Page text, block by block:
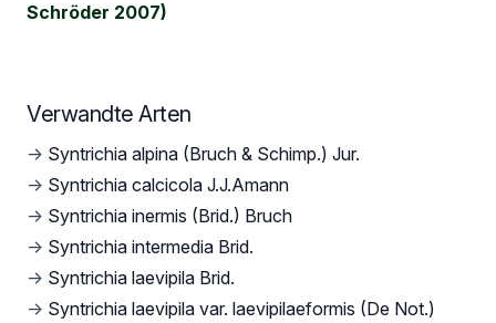
Schröder 2007)
Verwandte Arten
→ Syntrichia alpina (Bruch & Schimp.) Jur.
→ Syntrichia calcicola J.J.Amann
→ Syntrichia inermis (Brid.) Bruch
→ Syntrichia intermedia Brid.
→ Syntrichia laevipila Brid.
→ Syntrichia laevipila var. laevipilaeformis (De Not.)